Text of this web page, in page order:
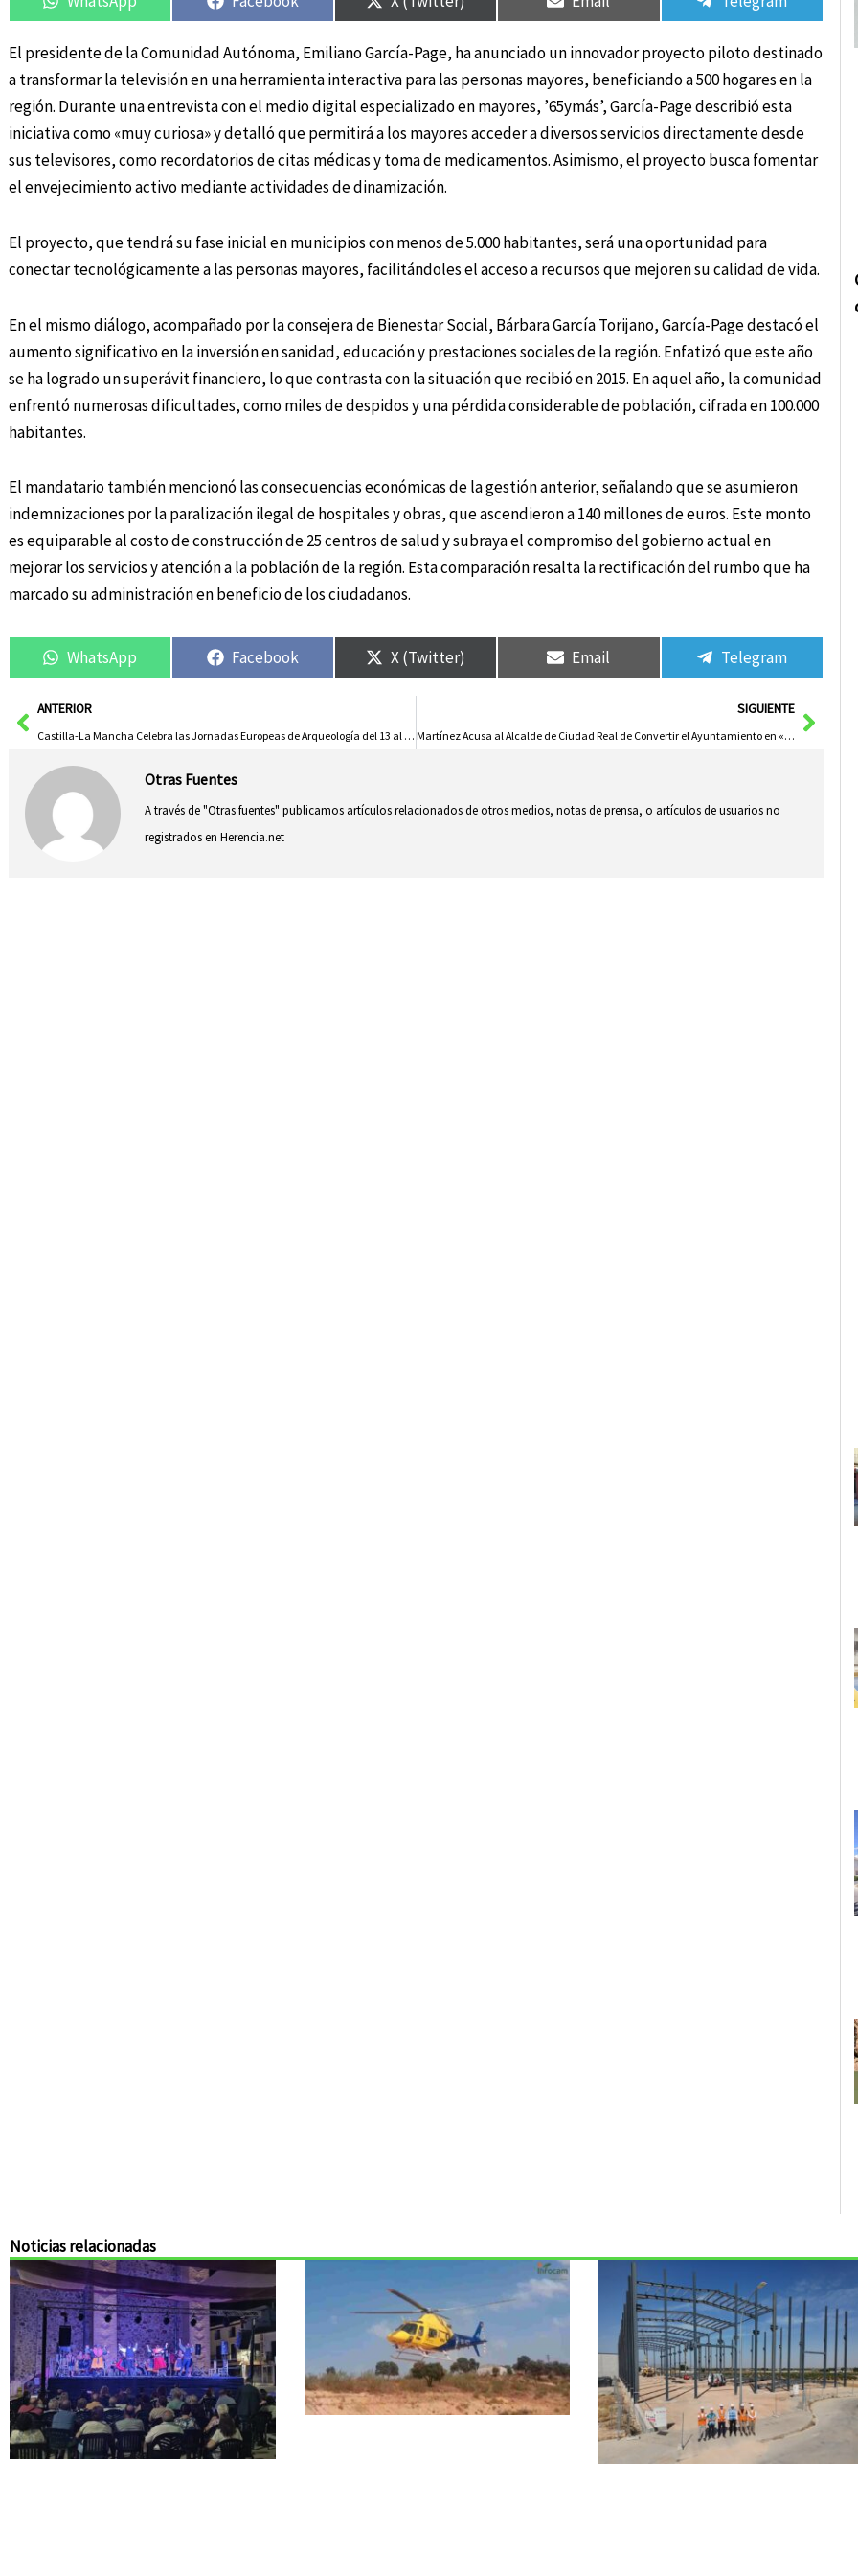
El presidente de la Comunidad Autónoma, Emiliano García-Page, ha anunciado un innovador proyecto piloto destinado
a transformar la televisión en una herramienta interactiva para las personas mayores, beneficiando a 500 hogares en la
región. Durante una entrevista con el medio digital especializado en mayores, ’65ymás’, García-Page describió esta
iniciativa como «muy curiosa» y detalló que permitirá a los mayores acceder a diversos servicios directamente desde
sus televisores, como recordatorios de citas médicas y toma de medicamentos. Asimismo, el proyecto busca fomentar
el envejecimiento activo mediante actividades de dinamización.
El proyecto, que tendrá su fase inicial en municipios con menos de 5.000 habitantes, será una oportunidad para
conectar tecnológicamente a las personas mayores, facilitándoles el acceso a recursos que mejoren su calidad de vida.
En el mismo diálogo, acompañado por la consejera de Bienestar Social, Bárbara García Torijano, García-Page destacó el
aumento significativo en la inversión en sanidad, educación y prestaciones sociales de la región. Enfatizó que este año
se ha logrado un superávit financiero, lo que contrasta con la situación que recibió en 2015. En aquel año, la comunidad
enfrentó numerosas dificultades, como miles de despidos y una pérdida considerable de población, cifrada en 100.000
habitantes.
El mandatario también mencionó las consecuencias económicas de la gestión anterior, señalando que se asumieron
indemnizaciones por la paralización ilegal de hospitales y obras, que ascendieron a 140 millones de euros. Este monto
es equiparable al costo de construcción de 25 centros de salud y subraya el compromiso del gobierno actual en
mejorar los servicios y atención a la población de la región. Esta comparación resalta la rectificación del rumbo que ha
marcado su administración en beneficio de los ciudadanos.
WhatsApp Facebook X (Twitter) Email Telegram
AntANTERIOR
Castilla-La Mancha Celebra las Jornadas Europeas de Arqueología del 13 al 15 de Junio
SIGUIENTE
Martínez Acusa al Alcalde de Ciudad Real de Convertir el Ayuntamiento en «Su Cortijo»
Otras Fuentes
A través de "Otras fuentes" publicamos artículos relacionados de otros medios, notas de prensa, o artículos de usuarios no
registrados en Herencia.net
Noticias relacionadas